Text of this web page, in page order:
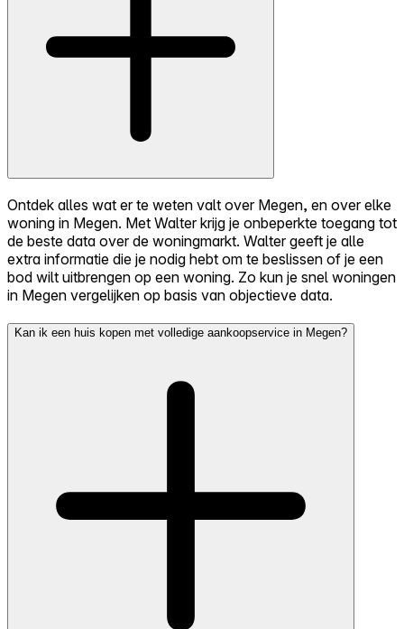
Ontdek alles wat er te weten valt over Megen, en over elke
woning in Megen. Met Walter krijg je onbeperkte toegang tot
de beste data over de woningmarkt. Walter geeft je alle
extra informatie die je nodig hebt om te beslissen of je een
bod wilt uitbrengen op een woning. Zo kun je snel woningen
in Megen vergelijken op basis van objectieve data.
Kan ik een huis kopen met volledige aankoopservice in Megen?